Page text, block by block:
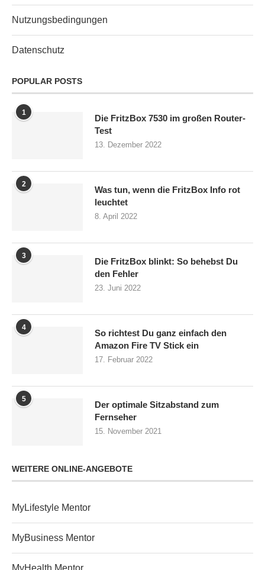
Nutzungsbedingungen
Datenschutz
POPULAR POSTS
1
Die FritzBox 7530 im großen Router-
Test
13. Dezember 2022
2
Was tun, wenn die FritzBox Info rot
leuchtet
8. April 2022
3
Die FritzBox blinkt: So behebst Du
den Fehler
23. Juni 2022
4
So richtest Du ganz einfach den
Amazon Fire TV Stick ein
17. Februar 2022
5
Der optimale Sitzabstand zum
Fernseher
15. November 2021
WEITERE ONLINE-ANGEBOTE
MyLifestyle Mentor
MyBusiness Mentor